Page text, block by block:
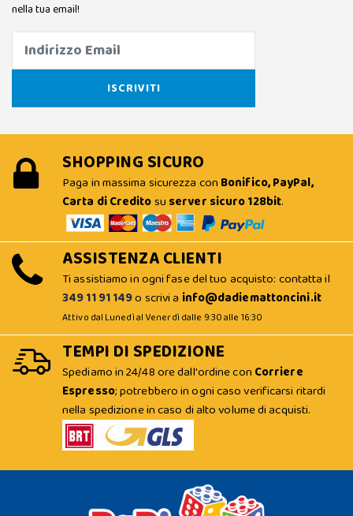
nella tua email!
SHOPPING SICURO
Paga in massima sicurezza con Bonifico, PayPal,
Carta di Creditosu server sicuro 128bit.
ASSISTENZA CLIENTI
Ti assistiamo in ogni fase del tuo acquisto: contatta il
349 11 91 149o scrivi a info@dadiemattoncini.it
Attivo dal Lunedì al Venerdì dalle 9:30 alle 16:30
TEMPI DI SPEDIZIONE
Spediamo in 24/48 ore dall'ordine con Corriere
Espresso; potrebbero in ogni caso verificarsi ritardi
nella spedizione in caso di alto volume di acquisti.